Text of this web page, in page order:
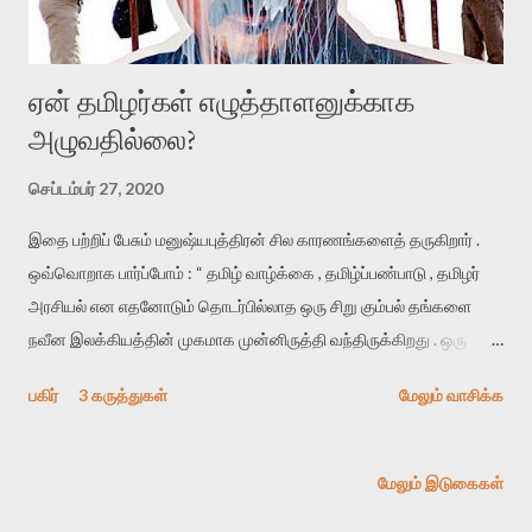
ஏன் தமிழர்கள் எழுத்தாளனுக்காக
அழுவதில்லை?
செப்டம்பர் 27, 2020
இதை பற்றிப் பேசும் மனுஷ்யபுத்திரன் சில காரணங்களைத் தருகிறார் .
ஒவ்வொறாக பார்ப்போம் : “ தமிழ் வாழ்க்கை , தமிழ்ப்பண்பாடு , தமிழர்
அரசியல் என எதனோடும் தொடர்பில்லாத ஒரு சிறு கும்பல் தங்களை
நவீன இலக்கியத்தின் முகமாக முன்னிருத்தி வந்திருக்கிறது . ஒரு
உண்மைதான் . ஏனெனில் பெரும்பாலான நவீன எழுத்தாளர்களுக்கும்
இல்லை . உயர்சாதி தன்னிலை அகங்காரங்கள் மட்டுமே இங்கு உலக
பகிர் 3 கருத்துகள் மேலும் வாசிக்க
மேலும் இடுகைகள்